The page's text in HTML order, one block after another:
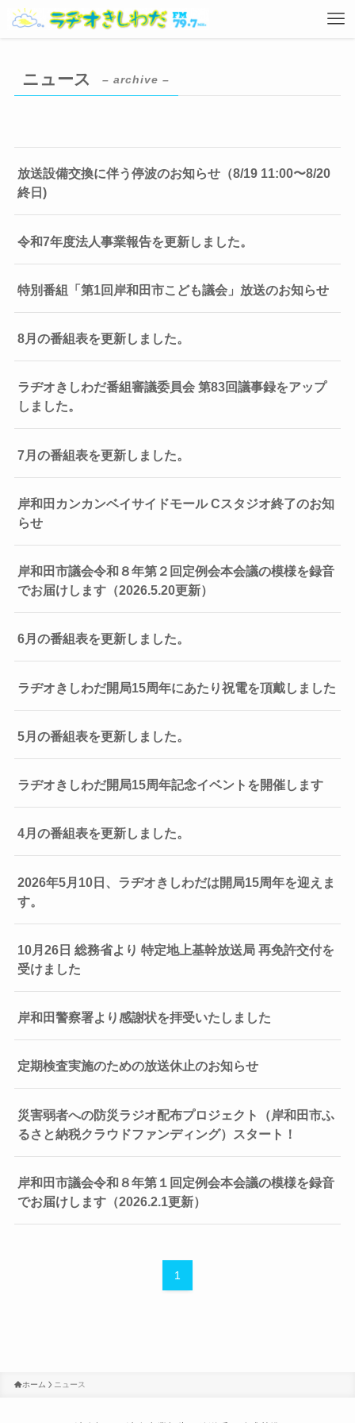
ニュース – archive –
放送設備交換に伴う停波のお知らせ（8/19 11:00〜8/20
終日)
令和7年度法人事業報告を更新しました。
特別番組「第1回岸和田市こども議会」放送のお知らせ
8月の番組表を更新しました。
ラヂオきしわだ番組審議委員会 第83回議事録をアップ
しました。
7月の番組表を更新しました。
岸和田カンカンベイサイドモール Cスタジオ終了のお知
らせ
岸和田市議会令和８年第２回定例会本会議の模様を録音
でお届けします（2026.5.20更新）
6月の番組表を更新しました。
ラヂオきしわだ開局15周年にあたり祝電を頂戴しました
5月の番組表を更新しました。
ラヂオきしわだ開局15周年記念イベントを開催します
4月の番組表を更新しました。
2026年5月10日、ラヂオきしわだは開局15周年を迎えま
す。
10月26日 総務省より 特定地上基幹放送局 再免許交付を
受けました
岸和田警察署より感謝状を拝受いたしました
定期検査実施のための放送休止のお知らせ
災害弱者への防災ラジオ配布プロジェクト（岸和田市ふ
るさと納税クラウドファンディング）スタート！
岸和田市議会令和８年第１回定例会本会議の模様を録音
でお届けします（2026.2.1更新）
1
ホーム ニュース